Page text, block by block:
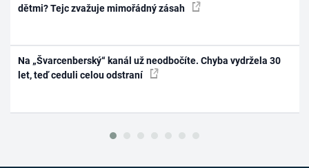
dětmi? Tejc zvažuje mimořádný zásah
Na „Švarcenberský“ kanál už neodbočíte. Chyba vydržela 30
let, teď ceduli celou odstraní